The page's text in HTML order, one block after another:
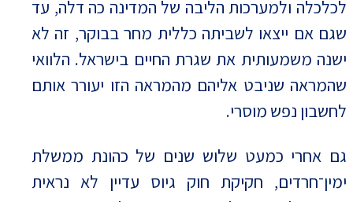
לכלכלה ולמערכות הליבה של המדינה כה דלה, עד
שגם אם ייצאו לשביתה כללית מחר בבוקר, זה לא
ישנה משמעותית את שגרת החיים בישראל. הלוואי
שהמראה שניבט אליהם מהמראה הזו יעורר אותם
לחשבון נפש מוסרי.
גם אחרי כמעט שלוש שנים של כהונת ממשלת
ימין־חרדים, חקיקת חוק גיוס עדיין לא נראית